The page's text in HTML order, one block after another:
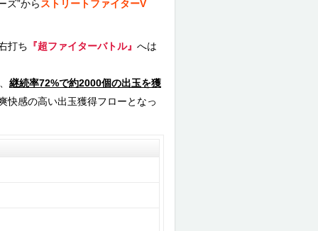
ズ”から ストリートファイターV
打ち 『超ファイターバトル』 へは
継続率72%で約2000個の出玉を獲
快感の高い出玉獲得フローとなっ